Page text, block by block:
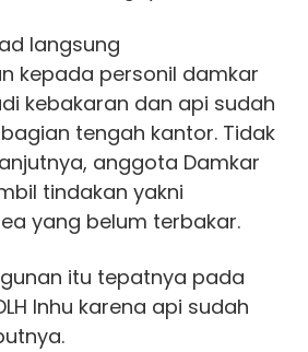
langsung
kepada personil damkar
kebakaran dan api sudah
tengah kantor. Tidak
anggota Damkar
tindakan yakni
yang belum terbakar.
itu tepatnya pada
Inhu karena api sudah